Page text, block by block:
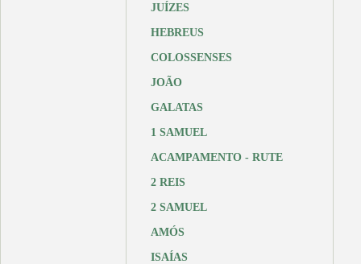
JUÍZES
HEBREUS
COLOSSENSES
JOÃO
GALATAS
1 SAMUEL
ACAMPAMENTO - RUTE
2 REIS
2 SAMUEL
AMÓS
ISAÍAS